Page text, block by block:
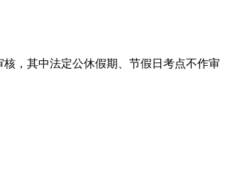
，其中法定公休假期、节假日考点不作审